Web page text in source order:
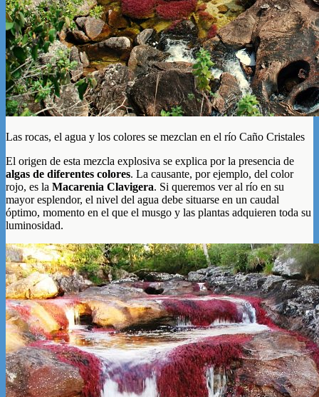
Las rocas, el agua y los colores se mezclan en el río Caño Cristales
El origen de esta mezcla explosiva se explica por la presencia de
algas de diferentes colores. La causante, por ejemplo, del color
rojo, es la Macarenia Clavigera. Si queremos ver al río en su
mayor esplendor, el nivel del agua debe situarse en un caudal
óptimo, momento en el que el musgo y las plantas adquieren toda su
luminosidad.